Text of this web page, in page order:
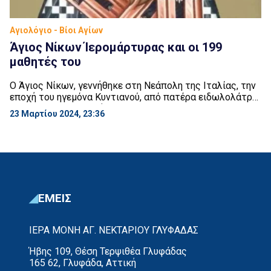
Αγιολόγιο - Βίοι Αγίων
Άγιος Νίκων Ίερομάρτυρας και οι 199
μαθητές του
O Άγιος Νίκων, γεννήθηκε στη Νεάπολη της Ιταλίας, την
εποχή του ηγεμόνα Κυντιανού, από πατέρα ειδωλολάτρη
και μητέρα Χριστιανή, η οποία τον γαλούχησε σύμφωνα
με τα ευαγγελικά δόγματα. Σε νεαρή ηλικία έγινε
ποθούσε τον βίο της άσκησης και της […]
23 Μαρτίου 2024, 23:36
ΕΜΕΙΣ
ΙΕΡΑ ΜΟΝΗ ΑΓ. ΝΕΚΤΑΡΙΟΥ ΓΛΥΦΑΔΑΣ
Ήβης 109, Θέση Τερψιθέα Γλυφάδας
165 62, Γλυφάδα, Αττική